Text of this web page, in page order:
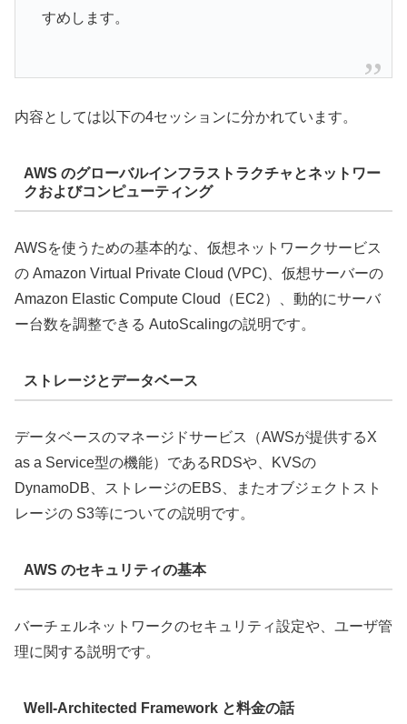
すめします。
内容としては以下の4セッションに分かれています。
AWS のグローバルインフラストラクチャとネットワー
クおよびコンピューティング
AWSを使うための基本的な、仮想ネットワークサービス
の Amazon Virtual Private Cloud (VPC)、仮想サーバーの
Amazon Elastic Compute Cloud（EC2）、動的にサーバ
ー台数を調整できる AutoScalingの説明です。
ストレージとデータベース
データベースのマネージドサービス（AWSが提供するX
as a Service型の機能）であるRDSや、KVSの
DynamoDB、ストレージのEBS、またオブジェクトスト
レージの S3等についての説明です。
AWS のセキュリティの基本
バーチェルネットワークのセキュリティ設定や、ユーザ管
理に関する説明です。
Well-Architected Framework と料金の話